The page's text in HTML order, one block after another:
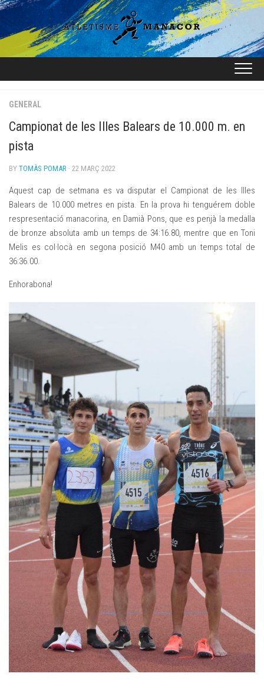
Skip
to
content
GENERAL
Campionat de les Illes Balears de 10.000 m. en
pista
BY TOMÀS POMAR · 22 MARÇ 2022
Aquest cap de setmana es va disputar el Campionat de les Illes
Balears de 10.000 metres en pista. En la prova hi tenguérem doble
respresentació manacorina, en Damià Pons, que es penjà la medalla
de bronze absoluta amb un temps de 34:16.80, mentre que en Toni
Melis es col·locà en segona posició M40 amb un temps total de
36:36.00.
Enhorabona!